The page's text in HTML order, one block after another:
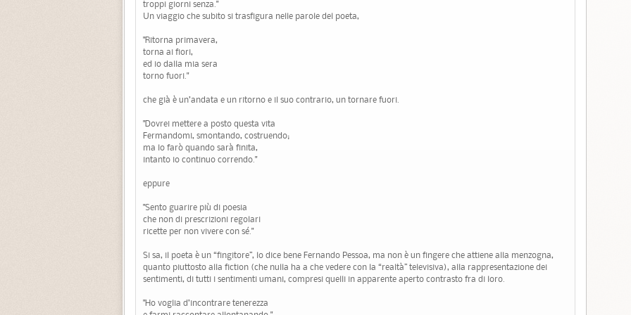
troppi giorni senza."
Un viaggio che subito si trasfigura nelle parole del poeta,
"Ritorna primavera,
torna ai fiori,
ed io dalla mia sera
torno fuori."
che già è un’andata e un ritorno e il suo contrario, un tornare fuori.
"Dovrei mettere a posto questa vita
Fermandomi, smontando, costruendo;
ma lo farò quando sarà finita,
intanto io continuo correndo."
eppure
"Sento guarire più di poesia
che non di prescrizioni regolari
ricette per non vivere con sé."
Si sa, il poeta è un “fingitore”, lo dice bene Fernando Pessoa, ma non è un fingere che attiene alla menzogna,
quanto piuttosto alla fiction (che nulla ha a che vedere con la “realtà” televisiva), alla rappresentazione dei
sentimenti, di tutti i sentimenti umani, compresi quelli in apparente aperto contrasto fra di loro.
"Ho voglia d’incontrare tenerezza